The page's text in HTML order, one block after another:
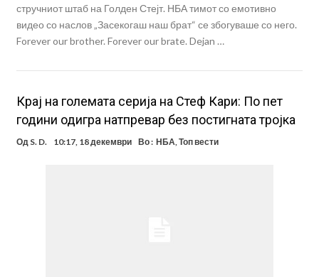
стручниот штаб на Голден Стејт. НБА тимот со емотивно
видео со наслов „Засекогаш наш брат“ се збогуваше со него.
Forever our brother. Forever our brate. Dejan …
Крај на големата серија на Стеф Кари: По пет
години одигра натпревар без постигната тројка
Од S. D. 10:17, 18 декември Во : НБА,Топ вести